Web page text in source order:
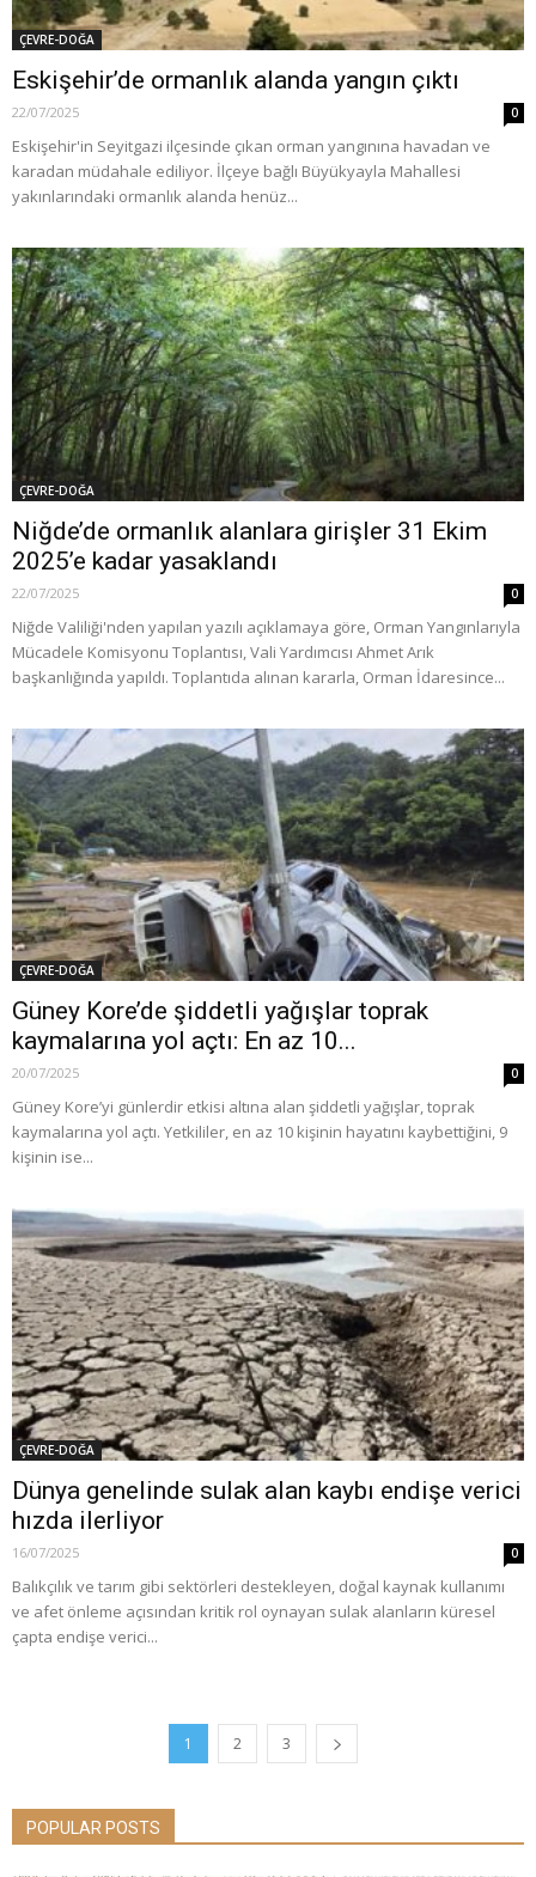
ÇEVRE-DOĞA
Eskişehir’de ormanlık alanda yangın çıktı
22/07/2025 0
Eskişehir'in Seyitgazi ilçesinde çıkan orman yangınına havadan ve
karadan müdahale ediliyor. İlçeye bağlı Büyükyayla Mahallesi
yakınlarındaki ormanlık alanda henüz...
ÇEVRE-DOĞA
Niğde’de ormanlık alanlara girişler 31 Ekim
2025’e kadar yasaklandı
22/07/2025 0
Niğde Valiliği'nden yapılan yazılı açıklamaya göre, Orman Yangınlarıyla
Mücadele Komisyonu Toplantısı, Vali Yardımcısı Ahmet Arık
başkanlığında yapıldı. Toplantıda alınan kararla, Orman İdaresince...
ÇEVRE-DOĞA
Güney Kore’de şiddetli yağışlar toprak
kaymalarına yol açtı: En az 10...
20/07/2025 0
Güney Kore’yi günlerdir etkisi altına alan şiddetli yağışlar, toprak
kaymalarına yol açtı. Yetkililer, en az 10 kişinin hayatını kaybettiğini, 9
kişinin ise...
ÇEVRE-DOĞA
Dünya genelinde sulak alan kaybı endişe verici
hızda ilerliyor
16/07/2025 0
Balıkçılık ve tarım gibi sektörleri destekleyen, doğal kaynak kullanımı
ve afet önleme açısından kritik rol oynayan sulak alanların küresel
çapta endişe verici...
1 2 3
POPULAR POSTS